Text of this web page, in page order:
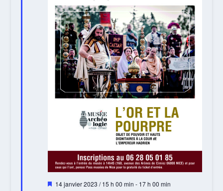
Mis
14 janvier 2023 / 15 h 00 min - 17 h 00 min